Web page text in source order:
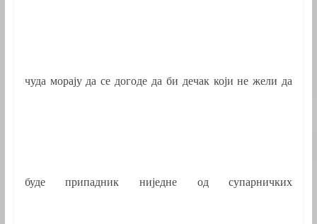
чуда морају да се догоде да би дечак који не жели да
буде припадник ниједне од супарничких